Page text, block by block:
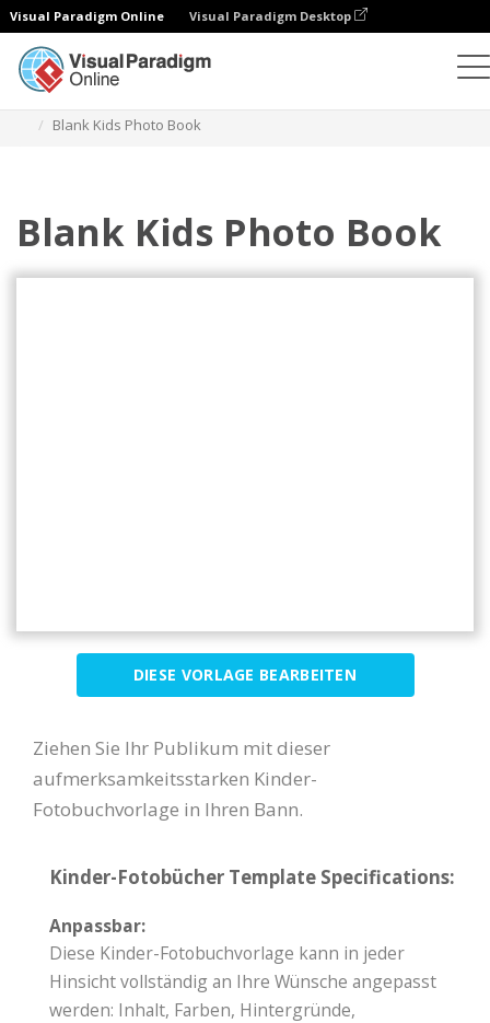
Visual Paradigm Online Visual Paradigm Desktop
Blank Kids Photo Book
Blank Kids Photo Book
DIESE VORLAGE BEARBEITEN
Ziehen Sie Ihr Publikum mit dieser
aufmerksamkeitsstarken Kinder-
Fotobuchvorlage in Ihren Bann.
Kinder-Fotobücher Template Specifications:
Anpassbar:
Diese Kinder-Fotobuchvorlage kann in jeder
Hinsicht vollständig an Ihre Wünsche angepasst
werden: Inhalt, Farben, Hintergründe,